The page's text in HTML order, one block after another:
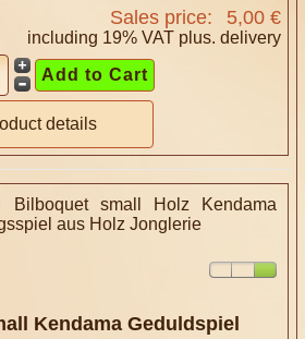
Sales price: 5,00 €
including 19% VAT plus. delivery
details
Kendama Geduldspiel